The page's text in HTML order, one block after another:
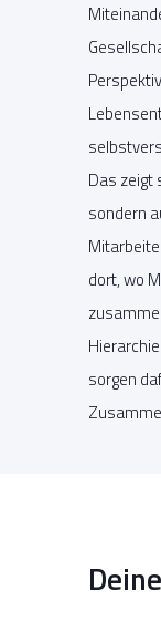
Das zeigt
sondern
dort, wo
sorgen